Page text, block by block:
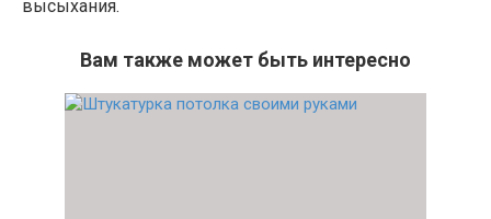
высыхания.
Вам также может быть интересно